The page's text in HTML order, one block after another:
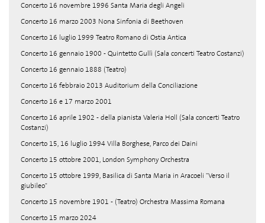
Concerto 16 novembre 1996 Santa Maria degli Angeli
Concerto 16 marzo 2003 Nona Sinfonia di Beethoven
Concerto 16 luglio 1999 Teatro Romano di Ostia Antica
Concerto 16 gennaio 1900 - Quintetto Gullì (Sala concerti Teatro Costanzi)
Concerto 16 gennaio 1888 (Teatro)
Concerto 16 febbraio 2013 Auditorium della Conciliazione
Concerto 16 e 17 marzo 2001
Concerto 16 aprile 1902 - della pianista Valeria Holl (Sala concerti Teatro
Costanzi)
Concerto 15, 16 luglio 1994 Villa Borghese, Parco dei Daini
Concerto 15 ottobre 2001, London Symphony Orchestra
Concerto 15 ottobre 1999, Basilica di Santa Maria in Aracoeli "Verso il
giubileo"
Concerto 15 novembre 1901 - (Teatro) Orchestra Massima Romana
Concerto 15 marzo 2024